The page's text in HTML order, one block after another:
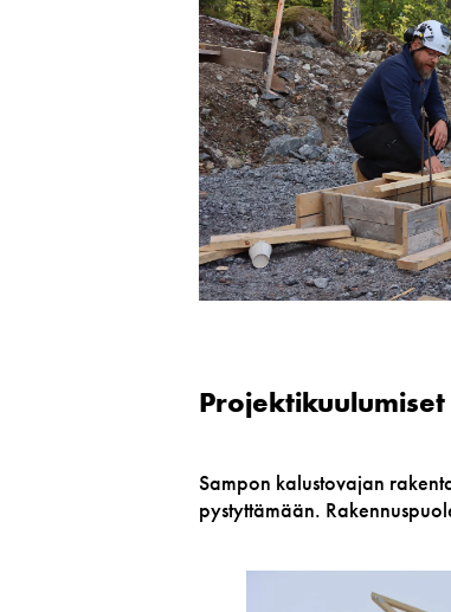
Projektikuulumiset
Sampon kalustovajan
pystyttämään.